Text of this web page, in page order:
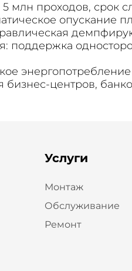
млн проходов, срок
опускание
поддержка
бизнес‑центров,
Услуги
Монтаж
Обслуживание
Ремонт